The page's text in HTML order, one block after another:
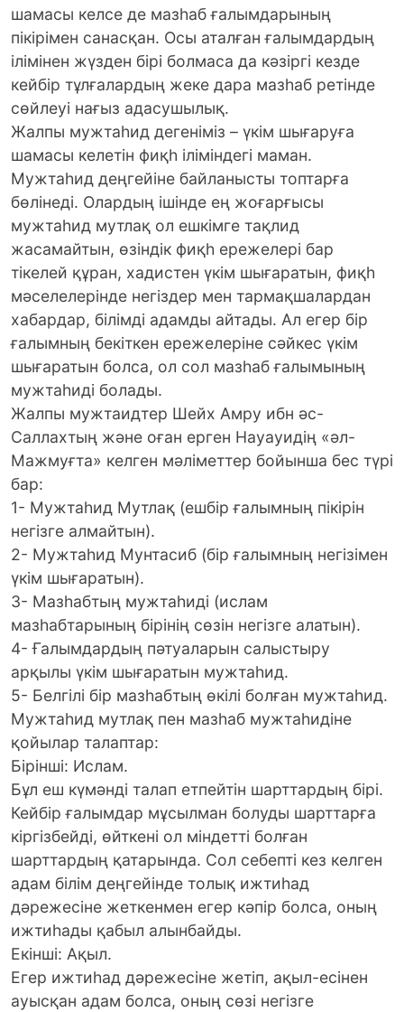
шамасы келсе де мазһаб ғалымдарының
пікірімен санасқан. Осы аталған ғалымдардың
ілімінен жүзден бірі болмаса да кәзіргі кезде
кейбір тұлғалардың жеке дара мазһаб ретінде
сөйлеуі нағыз адасушылық.
Жалпы мужтаһид дегеніміз – үкім шығаруға
шамасы келетін фиқһ іліміндегі маман.
Мужтаһид деңгейіне байланысты топтарға
бөлінеді. Олардың ішінде ең жоғарғысы
мужтаһид мутлақ ол ешкімге тақлид
жасамайтын, өзіндік фиқһ ережелері бар
тікелей құран, хадистен үкім шығаратын, фиқһ
мәселелерінде негіздер мен тармақшалардан
хабардар, білімді адамды айтады. Ал егер бір
ғалымның бекіткен ережелеріне сәйкес үкім
шығаратын болса, ол сол мазһаб ғалымының
мужтаһиді болады.
Жалпы мужтаидтер Шейх Амру ибн әс-
Саллахтың және оған ерген Науауидің «әл-
Мажмуғта» келген мәліметтер бойынша бес түрі
бар:
1- Мужтаһид Мутлақ (ешбір ғалымның пікірін
негізге алмайтын).
2- Мужтаһид Мунтасиб (бір ғалымның негізімен
үкім шығаратын).
3- Мазһабтың мужтаһиді (ислам
мазһабтарының бірінің сөзін негізге алатын).
4- Ғалымдардың пәтуаларын салыстыру
арқылы үкім шығаратын мужтаһид.
5- Белгілі бір мазһабтың өкілі болған мужтаһид.
Мужтаһид мутлақ пен мазһаб мужтаһидіне
қойылар талаптар:
Бірінші: Ислам.
Бұл еш күмәнді талап етпейтін шарттардың бірі.
Кейбір ғалымдар мұсылман болуды шарттарға
кіргізбейді, өйткені ол міндетті болған
шарттардың қатарында. Сол себепті кез келген
адам білім деңгейінде толық ижтиһад
дәрежесіне жеткенмен егер кәпір болса, оның
ижтиһады қабыл алынбайды.
Екінші: Ақыл.
Егер ижтиһад дәрежесіне жетіп, ақыл-есінен
ауысқан адам болса, оның сөзі негізге